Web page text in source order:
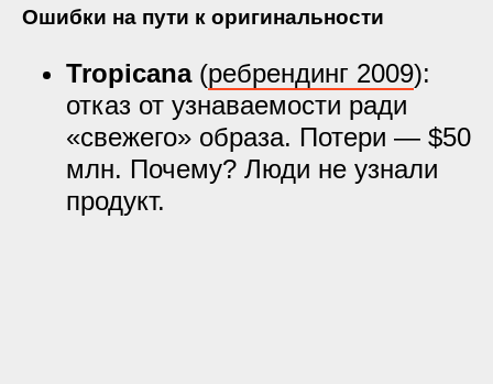
Ошибки на пути к оригинальности
Tropicana(ребрендинг 2009):
отказ от узнаваемости ради
«свежего» образа. Потери — $50
млн. Почему? Люди не узнали
продукт.